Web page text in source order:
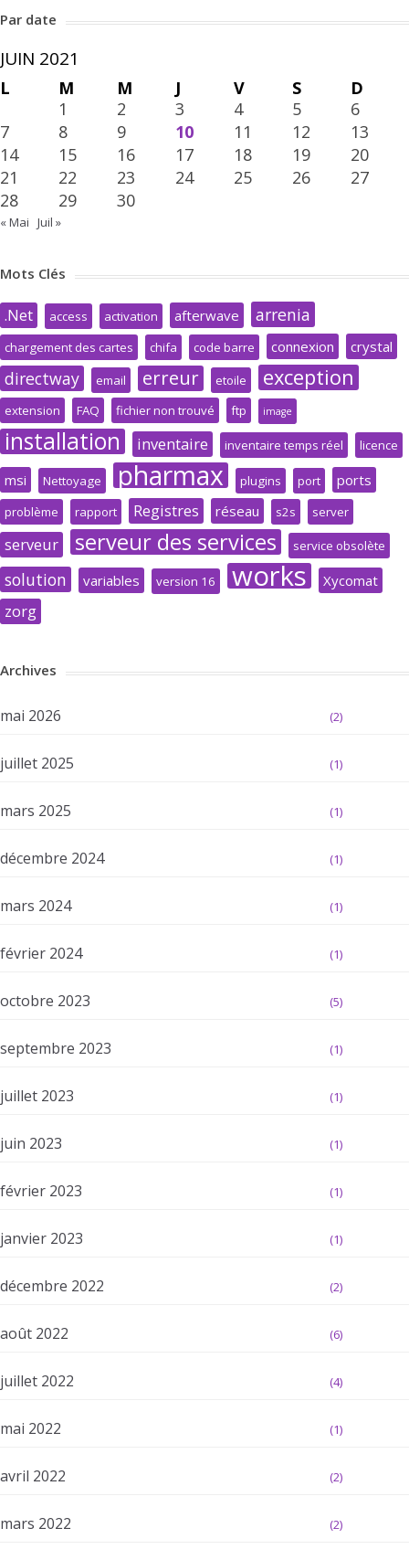
Par date
JUIN 2021
L M M J V S
D
1
2 3 4 5
6
7
8 9 10 11 12
13
14
15 16 17 18 19
20
21
22 23 24 25 26
27
28
29 30
« Mai Juil »
Mots Clés
.Net access activation afterwave arrenia
chargement des cartes chifa code barre connexion crystal
directway email erreur etoile exception
extension FAQ fichier non trouvé ftp image
installation inventaire inventaire temps réel licence
msi Nettoyage pharmax plugins port ports
problème rapport Registres réseau s2s server
serveur serveur des services service obsolète
solution variables version 16 works Xycomat
zorg
Archives
mai 2026 (2)
juillet 2025 (1)
mars 2025 (1)
décembre 2024 (1)
mars 2024 (1)
février 2024 (1)
octobre 2023 (5)
septembre 2023 (1)
juillet 2023 (1)
juin 2023 (1)
février 2023 (1)
janvier 2023 (1)
décembre 2022 (2)
août 2022 (6)
juillet 2022 (4)
mai 2022 (1)
avril 2022 (2)
mars 2022 (2)